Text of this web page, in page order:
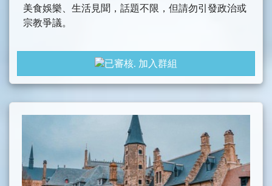
美食娛樂、生活見聞，話題不限，但請勿引發政治或
宗教爭議。
加入群組